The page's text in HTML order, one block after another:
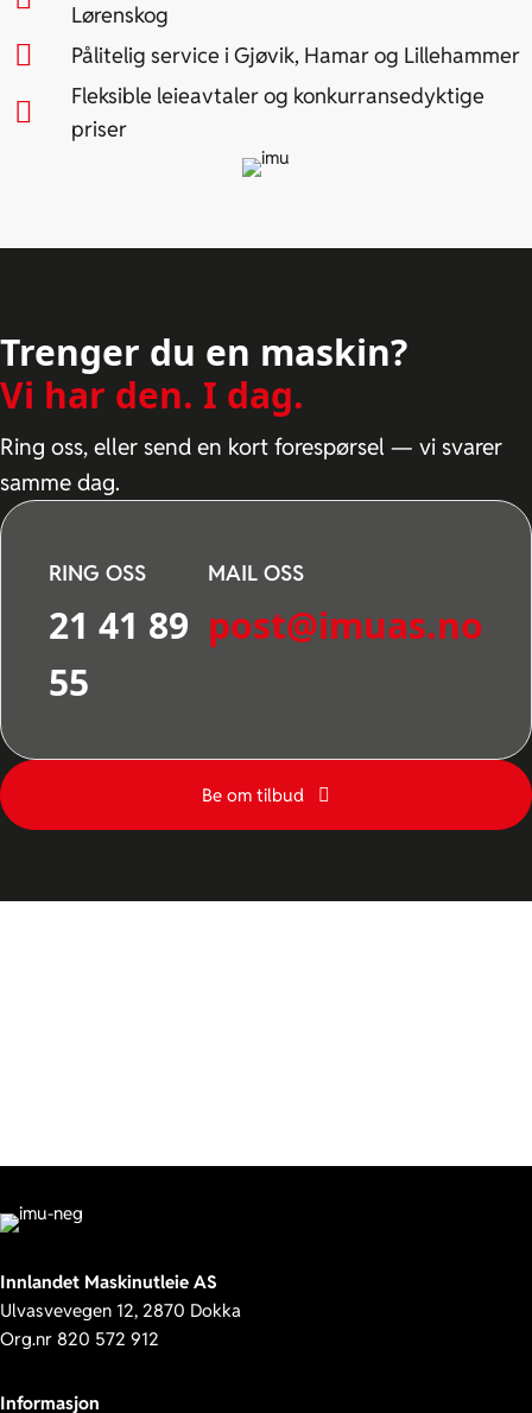
Lørenskog
Pålitelig service i Gjøvik, Hamar og Lillehammer
Fleksible leieavtaler og konkurransedyktige
priser
Trenger du en maskin?
Vi har den. I dag.
Ring oss, eller send en kort forespørsel — vi svarer
samme dag.
RING OSS
21 41 89
55
MAIL OSS
post@imuas.no
Be om tilbud
Innlandet Maskinutleie AS
Ulvasvevegen 12, 2870 Dokka
Org.nr 820 572 912
Informasjon